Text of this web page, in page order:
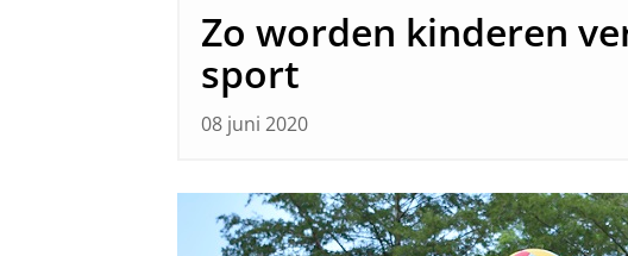
Zo worden kinderen
sport
08 juni 2020